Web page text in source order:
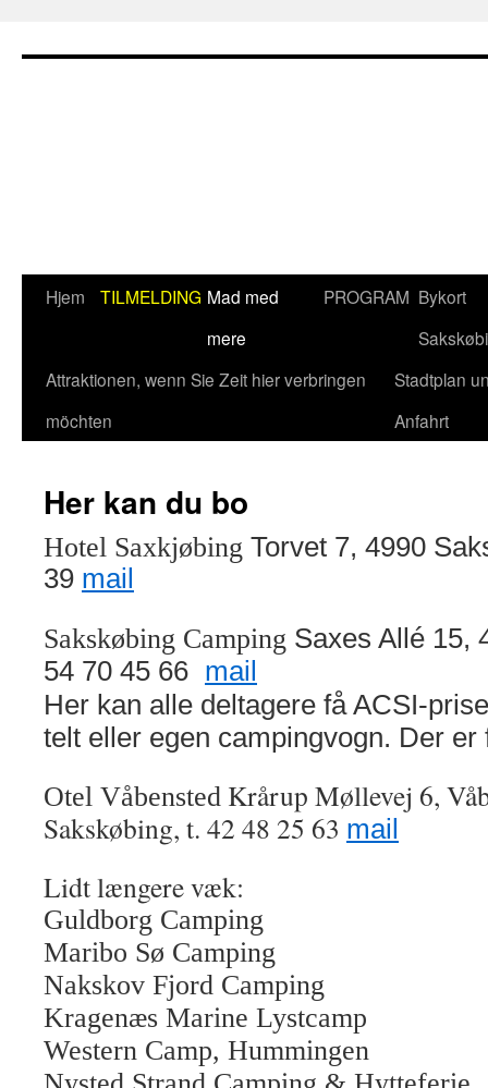
Hjem TILMELDING Mad med
mere
PROGRAM Bykort
Attraktionen, wenn Sie Zeit hier verbringen
möchten
Stadtplan
Anfahrt
Her kan du bo
Hotel Saxkjøbing Torvet 7, 4990
39 mail
Sakskøbing Camping Saxes Allé 15,
54 70 45 66 mail
Her kan alle deltagere få ACSI-
telt eller egen campingvogn. Der er
Otel Våbensted Krårup Møllevej 6,
Sakskøbing, t. 42 48 25 63 mail
Lidt længere væk:
Guldborg Camping
Maribo Sø Camping
Nakskov Fjord Camping
Kragenæs Marine Lystcamp
Western Camp, Hummingen